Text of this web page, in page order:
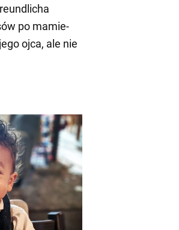
po mamie-
ojca, ale nie